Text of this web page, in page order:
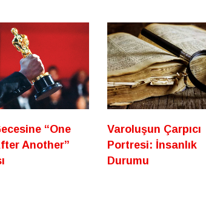
“One
Another”
Varoluşun Çarpıcı
Portresi: İnsanlık
Durumu